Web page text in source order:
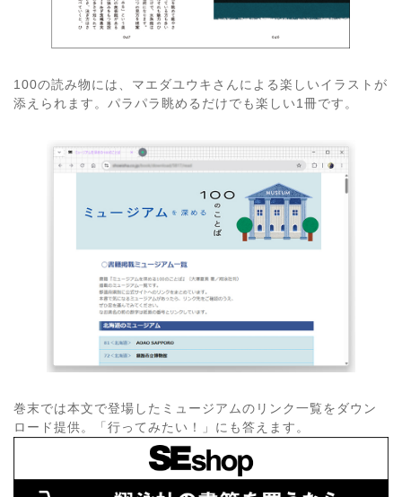
100の読み物には、マエダユウキさんによる楽しいイラストが
添えられます。パラパラ眺めるだけでも楽しい1冊です。
巻末では本文で登場したミュージアムのリンク一覧をダウン
ロード提供。「行ってみたい！」にも答えます。